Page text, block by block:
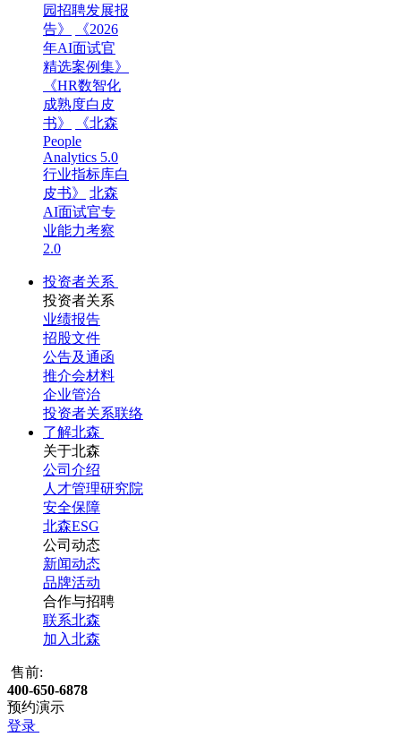
园招聘发展报
告》
《2026
年AI面试官
精选案例集》
《HR数智化
成熟度白皮
书》
《北森
People
Analytics 5.0
行业指标库白
皮书》
北森
AI面试官专
业能力考察
2.0
投资者关系
投资者关系
业绩报告
招股文件
公告及通函
推介会材料
企业管治
投资者关系联络
了解北森
关于北森
公司介绍
人才管理研究院
安全保障
北森ESG
公司动态
新闻动态
品牌活动
合作与招聘
联系北森
加入北森
售前:
400-650-6878
预约演示
登录